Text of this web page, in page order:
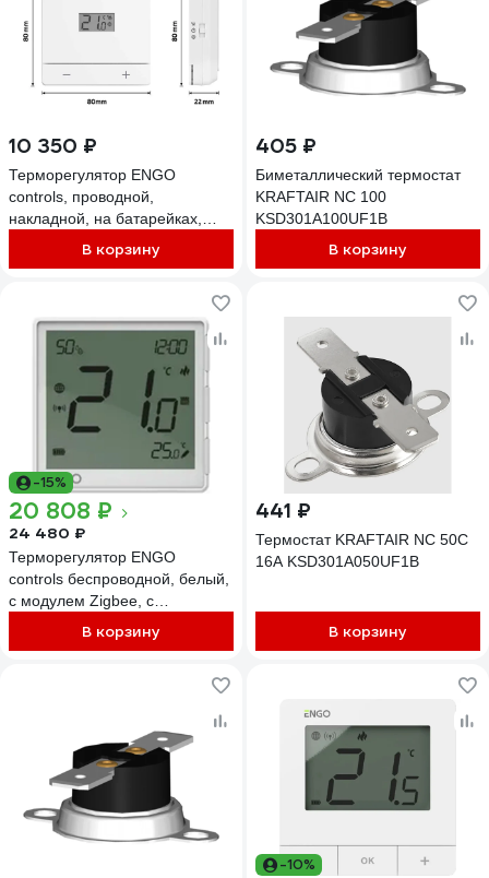
10 350 ₽
Терморегулятор ENGO
controls, проводной,
накладной, на батарейках,
В корзину
405 ₽
Биметаллический термостат
KRAFTAIR NC 100
KSD301A100UF1B
В корзину
-15%
20 808 ₽
24 480 ₽
Терморегулятор ENGO
controls беспроводной, белый,
с модулем Zigbee, с
встроенным датчиком
В корзину
441 ₽
Термостат KRAFTAIR NC 50C
16A KSD301A050UF1B
В корзину
-10%